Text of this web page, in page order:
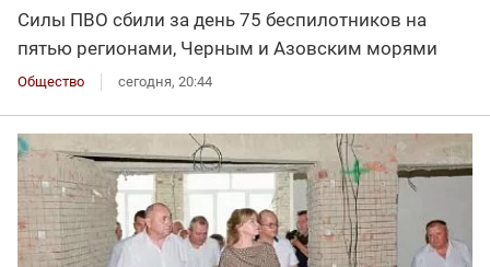
Силы ПВО сбили за день 75 беспилотников на
пятью регионами, Черным и Азовским морями
Общество сегодня, 20:44